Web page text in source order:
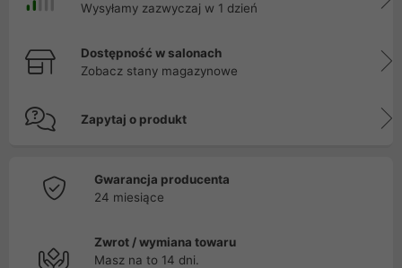
Wysyłamy zazwyczaj w 1 dzień
Dostępność w salonach
Zobacz stany magazynowe
Zapytaj o produkt
Gwarancja producenta
24 miesiące
Zwrot / wymiana towaru
Masz na to 14 dni.